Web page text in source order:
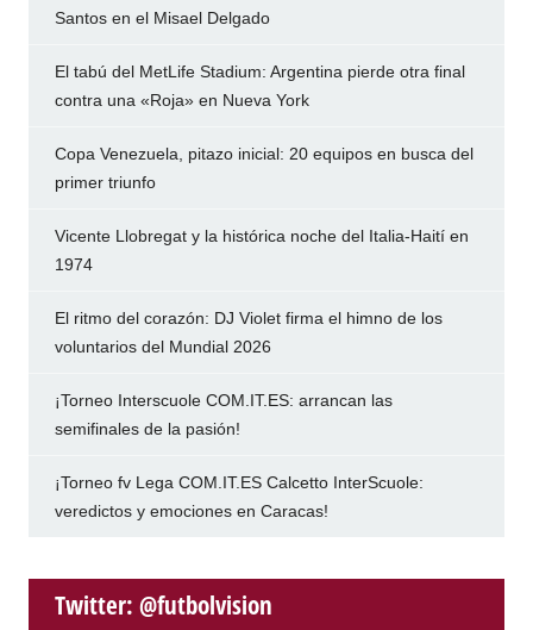
Santos en el Misael Delgado
El tabú del MetLife Stadium: Argentina pierde otra final
contra una «Roja» en Nueva York
Copa Venezuela, pitazo inicial: 20 equipos en busca del
primer triunfo
Vicente Llobregat y la histórica noche del Italia-Haití en
1974
El ritmo del corazón: DJ Violet firma el himno de los
voluntarios del Mundial 2026
¡Torneo Interscuole COM.IT.ES: arrancan las
semifinales de la pasión!
¡Torneo fv Lega COM.IT.ES Calcetto InterScuole:
veredictos y emociones en Caracas!
Twitter: @futbolvision